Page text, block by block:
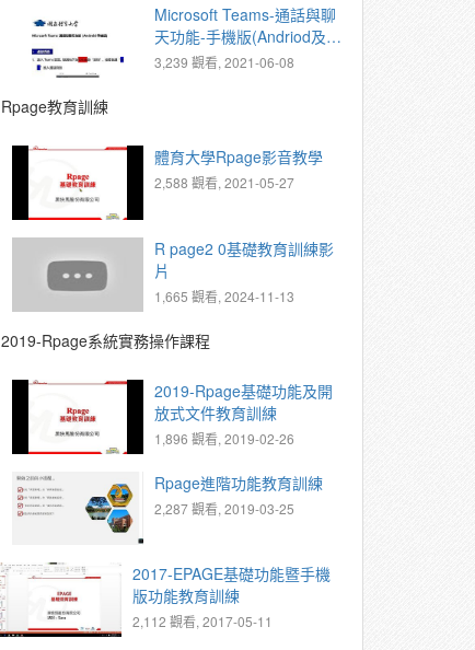
Microsoft Teams-通話與聊
天功能-手機版(Andriod及
iOS版)
3,239 觀看, 2021-06-08
Rpage教育訓練
體育大學Rpage影音教學
2,588 觀看, 2021-05-27
R page2 0基礎教育訓練影
片
1,665 觀看, 2024-11-13
2019-Rpage系統實務操作課程
2019-Rpage基礎功能及開
放式文件教育訓練
1,896 觀看, 2019-02-26
Rpage進階功能教育訓練
2,287 觀看, 2019-03-25
2017-EPAGE基礎功能暨手機
版功能教育訓練
2,112 觀看, 2017-05-11